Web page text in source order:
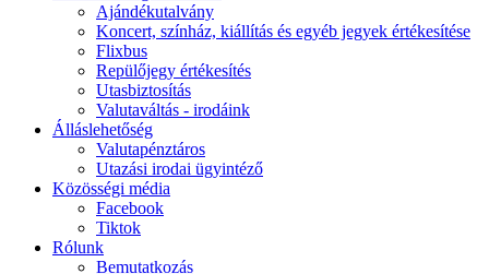
Ajándékutalvány
Koncert, színház, kiállítás és egyéb jegyek értékesítése
Flixbus
Repülőjegy értékesítés
Utasbiztosítás
Valutaváltás - irodáink
Álláslehetőség
Valutapénztáros
Utazási irodai ügyintéző
Közösségi média
Facebook
Tiktok
Rólunk
Bemutatkozás